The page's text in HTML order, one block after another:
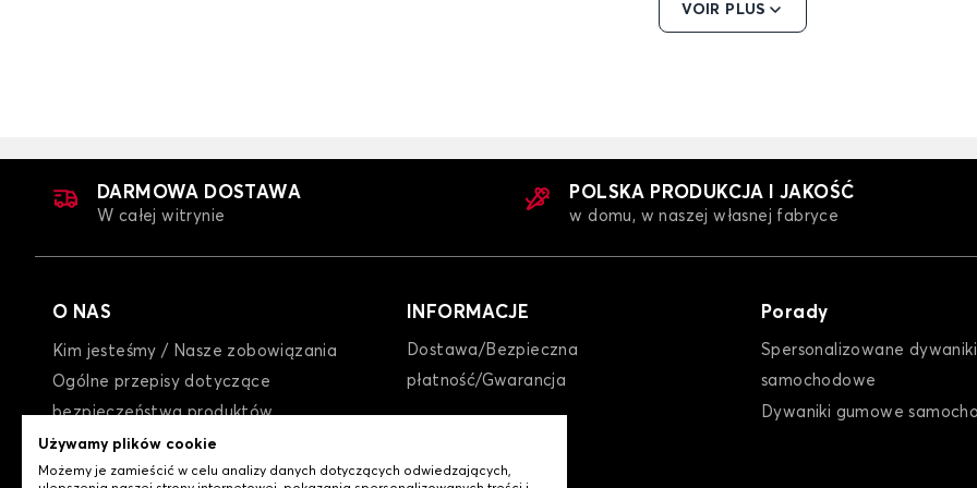
5 E34
Pokrowce na fotele samochodowe dla BMW 5
Pokrowce na fotele samochodowe dla BMW 5
VOIR PLUS
DARMOWA DOSTAWA
W całej witrynie
POLSKA PRODUKCJA I JAKOŚĆ
w domu, w naszej własnej fabryce
O NAS
Kim jesteśmy / Nasze zobowiązania
Ogólne przepisy dotyczące
bezpieczeństwa produktów
GTC
Polityka prywatności / Cookies
INFORMACJE
Dostawa/Bezpieczna
płatność/Gwarancja
Porady
Spersonalizowane dywaniki
samochodowe
Dywaniki gumowe
Używamy plików cookie
Możemy je zamieścić w celu analizy danych dotyczących odwiedzających,